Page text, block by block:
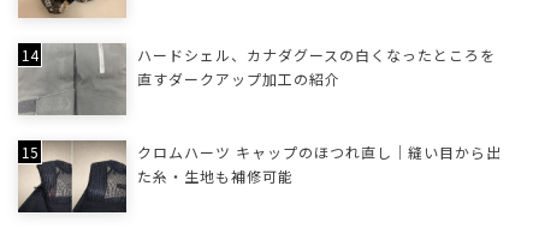
ハードシェル、カナダグースの白くなったところを
直すダークアップ加工の紹介
クロムハーツ キャップのほつれ直し｜縫い目から出
た糸・生地も補修可能